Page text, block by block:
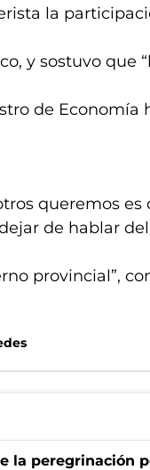
la
y sostuvo que
de
queremos
de hablar
provincial”,
la peregrinación